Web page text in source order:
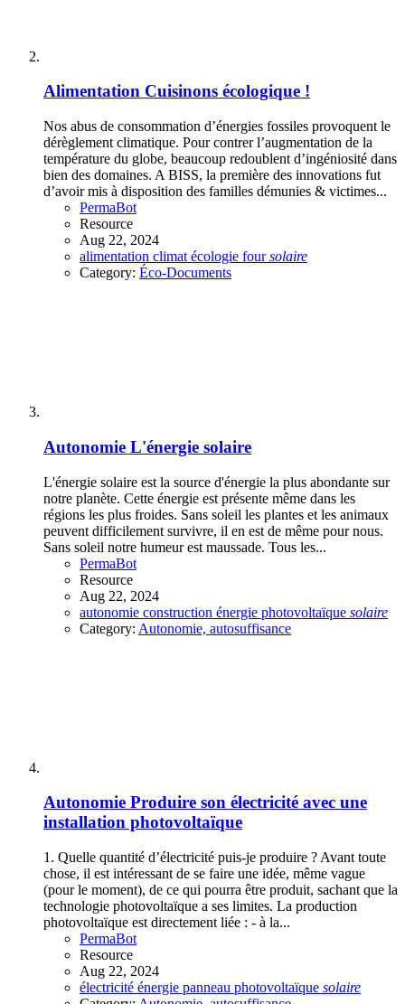
Alimentation Cuisinons écologique !
Nos abus de consommation d’énergies fossiles provoquent le
dérèglement climatique. Pour contrer l’augmentation de la
température du globe, beaucoup redoublent d’ingéniosité dans
bien des domaines. A BISS, la première des innovations fut
d’avoir mis à disposition des familles démunies & victimes...
PermaBot
Resource
Aug 22, 2024
alimentation climat écologie foursolaire
Category: Éco-Documents
Autonomie L'énergie solaire
L'énergie solaire est la source d'énergie la plus abondante sur
notre planète. Cette énergie est présente même dans les
régions les plus froides. Sans soleil les plantes et les animaux
peuvent difficilement survivre, il en est de même pour nous.
Sans soleil notre humeur est maussade. Tous les...
PermaBot
Resource
Aug 22, 2024
autonomie construction énergie photovoltaïque solaire
Category: Autonomie, autosuffisance
Autonomie Produire son électricité avec une
installation photovoltaïque
1. Quelle quantité d’électricité puis-je produire ? Avant toute
chose, il est intéressant de se faire une idée, même vague
(pour le moment), de ce qui pourra être produit, sachant que la
technologie photovoltaïque a ses limites. La production
photovoltaïque est directement liée : - à la...
PermaBot
Resource
Aug 22, 2024
électricité énergie panneau photovoltaïque solaire